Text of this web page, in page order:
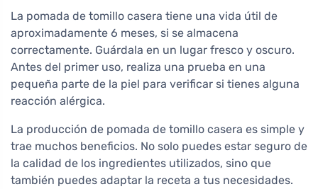
La pomada de tomillo casera tiene una vida útil de
aproximadamente 6 meses, si se almacena
correctamente. Guárdala en un lugar fresco y oscuro.
Antes del primer uso, realiza una prueba en una
pequeña parte de la piel para verificar si tienes alguna
reacción alérgica.
La producción de pomada de tomillo casera es simple y
trae muchos beneficios. No solo puedes estar seguro de
la calidad de los ingredientes utilizados, sino que
también puedes adaptar la receta a tus necesidades.